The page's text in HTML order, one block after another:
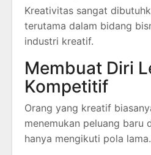
Kreativitas sangat
terutama dalam bidang
industri kreatif.
Membuat Diri
Kompetitif
Orang yang kreatif
menemukan peluang baru
hanya mengikuti pola lama.